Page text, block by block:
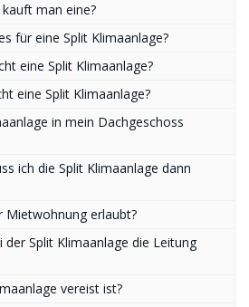
man eine?
für eine Split Klimaanlage?
eine Split Klimaanlage?
eine Split Klimaanlage?
in mein Dachgeschoss
ich die Split Klimaanlage dann
Mietwohnung erlaubt?
Split Klimaanlage die Leitung
vereist ist?